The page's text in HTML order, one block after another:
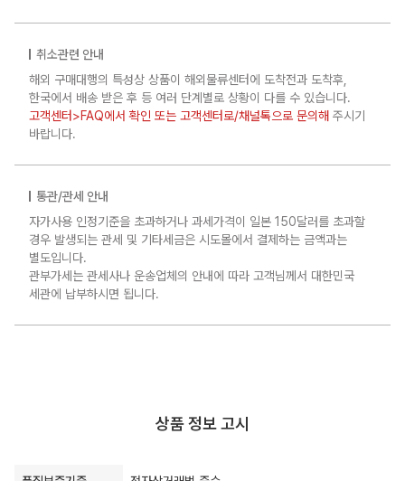
취소관련 안내
해외 구매대행의 특성상 상품이 해외물류센터에 도착전과 도착후,
한국에서 배송 받은 후 등 여러 단계별로 상황이 다를 수 있습니다.
고객센터>FAQ에서 확인 또는 고객센터로/채널톡으로 문의해 주시기
바랍니다.
통관/관세 안내
자가사용 인정기준을 초과하거나 과세가격이 일본 150달러를 초과할
경우 발생되는 관세 및 기타세금은 시도몰에서 결제하는 금액과는
별도입니다.
관부가세는 관세사나 운송업체의 안내에 따라 고객님께서 대한민국
세관에 납부하시면 됩니다.
상품 정보 고시